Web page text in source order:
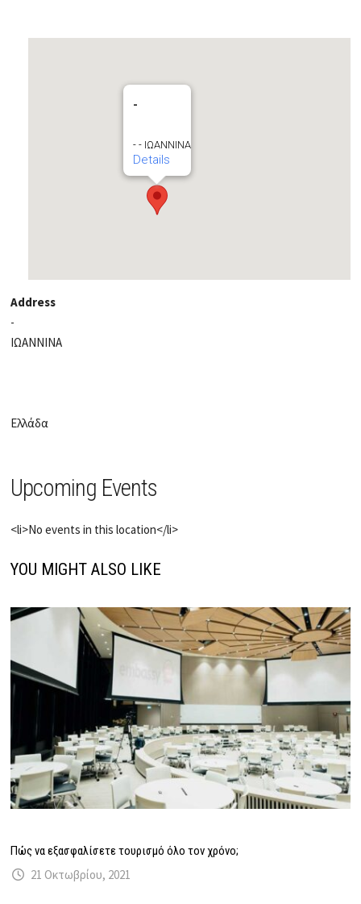
-
- - ΙΩΑΝΝΙΝΑ
Details
Address
-
ΙΩΑΝΝΙΝΑ
Ελλάδα
Upcoming Events
<li>No events in this location</li>
YOU MIGHT ALSO LIKE
Πώς να εξασφαλίσετε τουρισμό όλο τον χρόνο;
21 Οκτωβρίου, 2021